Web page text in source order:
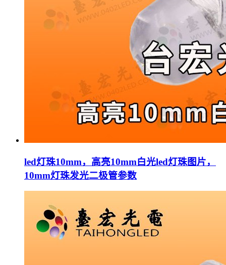
led灯珠10mm，高亮10mm白光led灯珠图片，
10mm灯珠发光二极管参数